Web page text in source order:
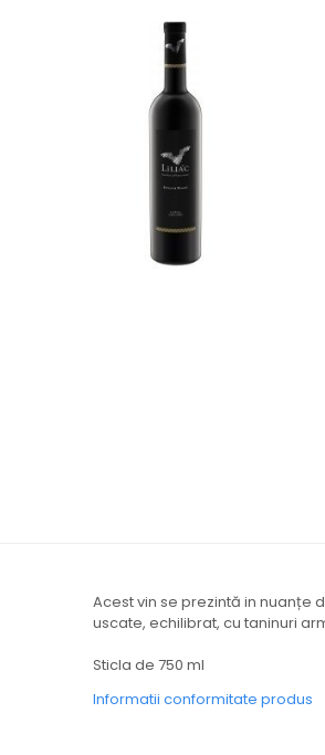
Acest vin se prezintă in nuanțe
uscate, echilibrat, cu taninuri
Sticla de 750 ml
Informatii conformitate produs